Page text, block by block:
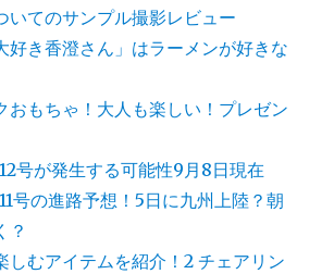
いてのサンプル撮影レビュー
好き香澄さん」はラーメンが好きな
おもちゃ！大人も楽しい！プレゼン
号が発生する可能性9月8日現在
号の進路予想！5日に九州上陸？朝
？
しむアイテムを紹介！2 チェアリン